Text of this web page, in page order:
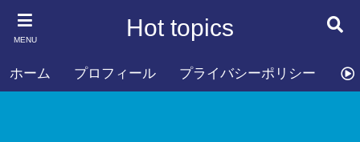
MENU Hot topics
ホーム プロフィール プライバシーポリシー お